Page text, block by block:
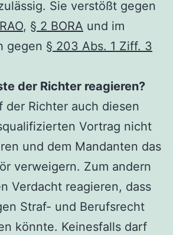
Sie verstößt gegen
, § 2 BORA und im
gegen § 203 Abs. 1 Ziff. 3
der Richter reagieren?
der Richter auch diesen
Vortrag nicht
und dem Mandanten das
verweigern. Zum andern
Verdacht reagieren, dass
Straf- und Berufsrecht
könnte. Keinesfalls darf